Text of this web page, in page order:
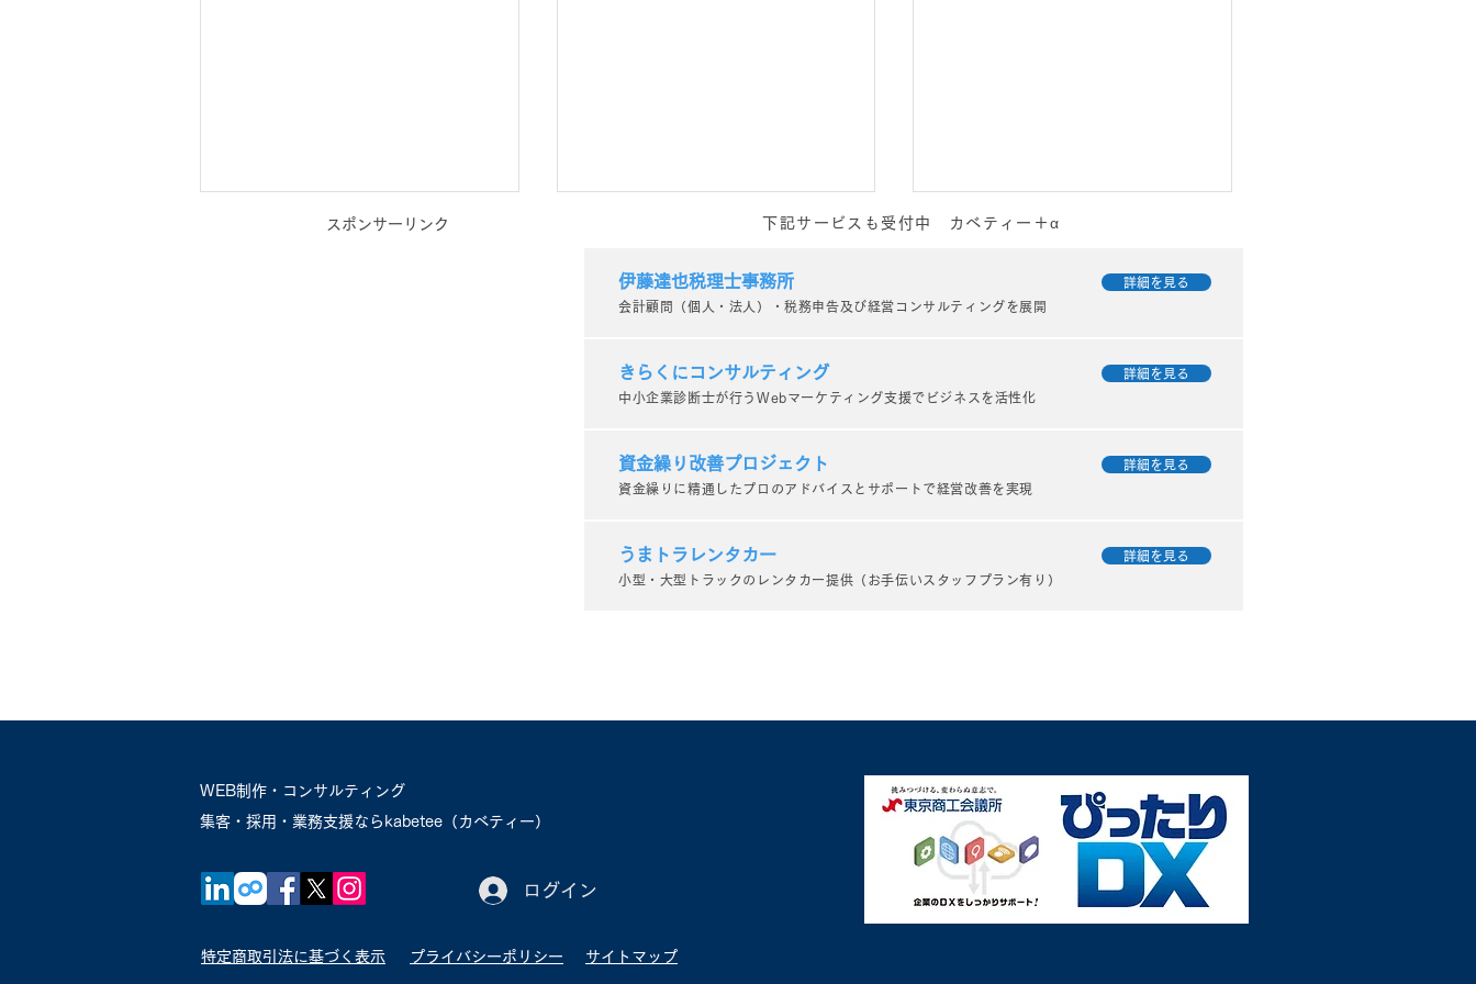
がちな幸せに近づく1000の
リスト
活かすために（フェニックス
シリーズ）
スポンサーリンク 下記サービスも受付中 カベティー＋α
伊藤達也税理士事務所
会計顧問（個人・法人）・税務申告及び経営コンサルティングを展開
詳細を見る
きらくにコンサルティング
中小企業診断士が行うWebマーケティング支援でビジネスを活性化
詳細を見る
資金繰り改善プロジェクト
資金繰りに精通したプロのアドバイスとサポートで経営改善を実現
詳細を見る
うまトラレンタカー
小型・大型トラックのレンタカー提供（お手伝いスタッフプラン有り）
詳細を見る
WEB制作・コンサルティング
​集客・採用・業務支援ならkabetee（カベティー）
ログイン
特定商取引法に基づく表示 プライバシーポリシー サイトマップ